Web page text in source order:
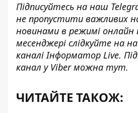
Підписуйтесь на наш
не пропустити важливих
новинами в режимі онлайн
месенджері слідкуйте на
каналіІнформатор Live.
канал у Viber можна тут.
ЧИТАЙТЕ ТАКОЖ: